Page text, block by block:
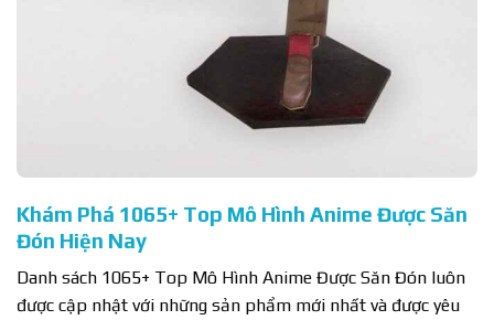
Khám Phá 1065+ Top Mô Hình Anime Được Săn
Đón Hiện Nay
Danh sách 1065+ Top Mô Hình Anime Được Săn Đón luôn
được cập nhật với những sản phẩm mới nhất và được yêu